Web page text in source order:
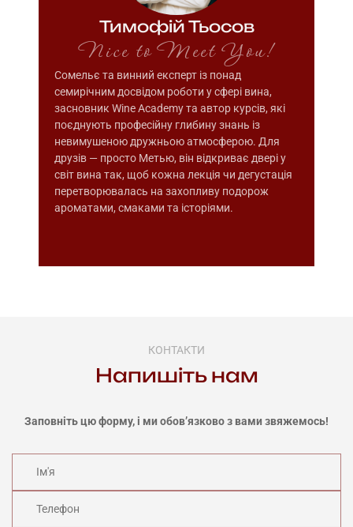
Тимофій Тьосов
Nice to Meet You!
Сомельє та винний експерт із понад
семирічним досвідом роботи у сфері вина,
засновник Wine Academy та автор курсів, які
поєднують професійну глибину знань із
невимушеною дружньою атмосферою. Для
друзів — просто Метью, він відкриває двері у
світ вина так, щоб кожна лекція чи дегустація
перетворювалась на захопливу подорож
ароматами, смаками та історіями.
КОНТАКТИ
Напишіть нам
Заповніть цю форму, і ми обов’язково з вами звяжемось!